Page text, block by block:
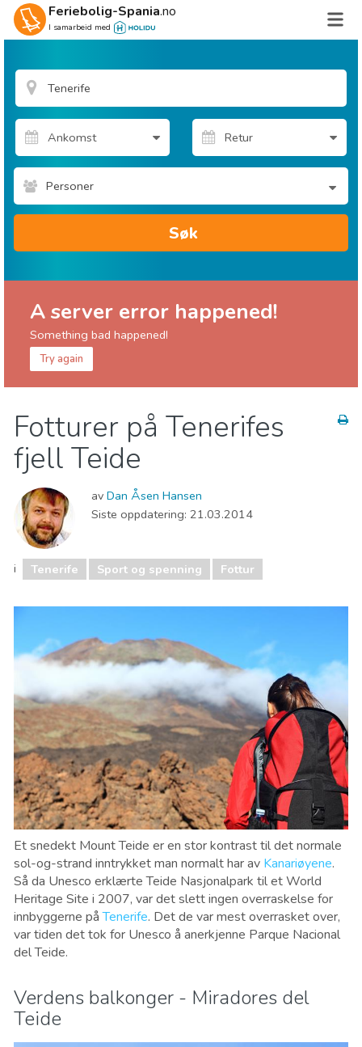
Feriebolig-Spania.no
I samarbeid med
Personer
Søk
A server error happened!
Something bad happened!
Try again
Barn og familie
Hvor kan man bo
Lokale arrangementer
Museum & Kunst
Natur og friluftsliv
Sport og spenning
Fotturer på Tenerifes
fjell Teide
av Dan Åsen Hansen
Siste oppdatering: 21.03.2014
i Tenerife Sport og spenning Fottur
Et snedekt Mount Teide er en stor kontrast til det normale
sol-og-strand inntrykket man normalt har av Kanariøyene.
Så da Unesco erklærte Teide Nasjonalpark til et World
Heritage Site i 2007, var det slett ingen overraskelse for
innbyggerne påTenerife. Det de var mest overrasket over,
var tiden det tok for Unesco å anerkjenne Parque Nacional
del Teide.
Verdens balkonger - Miradores del
Teide